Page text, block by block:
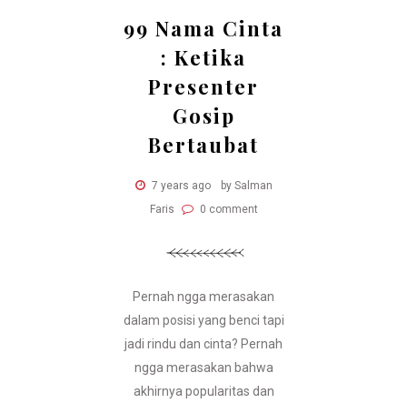
99 Nama Cinta
: Ketika
Presenter
Gosip
Bertaubat
7 years ago
by Salman
Faris
0 comment
Pernah ngga merasakan
dalam posisi yang benci tapi
jadi rindu dan cinta? Pernah
ngga merasakan bahwa
akhirnya popularitas dan